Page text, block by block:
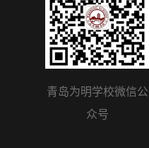
青岛为明学校微信公
众号